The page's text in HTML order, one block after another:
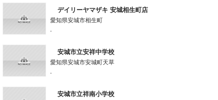
デイリーヤマザキ 安城相生町店
愛知県安城市相生町
-
安城市立安祥中学校
愛知県安城市安城町天草
-
安城市立祥南小学校